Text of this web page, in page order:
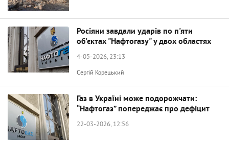
Росіяни завдали ударів по п'яти
об'єктах "Нафтогазу" у двох областях
4-05-2026, 23:13
Сергій Корецький
Газ в Україні може подорожчати:
“Нафтогаз” попереджає про дефіцит
22-03-2026, 12:56